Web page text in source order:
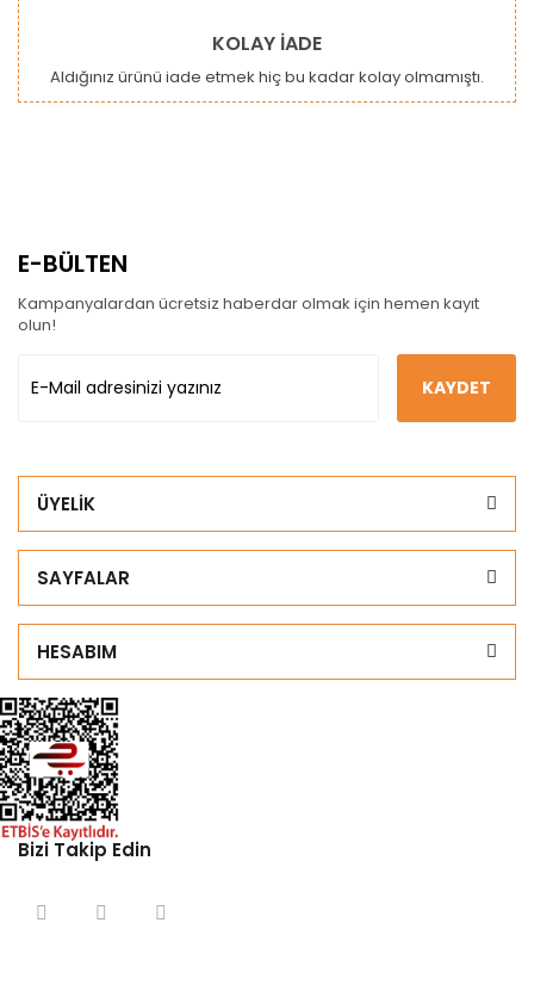
KOLAY İADE
Aldığınız ürünü iade etmek hiç bu kadar kolay olmamıştı.
E-BÜLTEN
Kampanyalardan ücretsiz haberdar olmak için hemen kayıt
olun!
KAYDET
ÜYELİK
SAYFALAR
HESABIM
Bizi Takip Edin